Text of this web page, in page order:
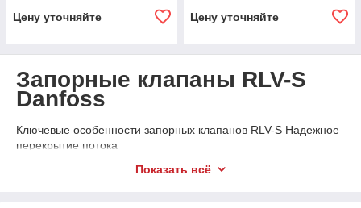
Цену уточняйте Цену уточняйте
Запорные клапаны RLV-S
Danfoss
Ключевые особенности запорных клапанов RLV-S Надежное
перекрытие потока
Запорные клапаны RLV-S предназначены для надежного
Показать всё